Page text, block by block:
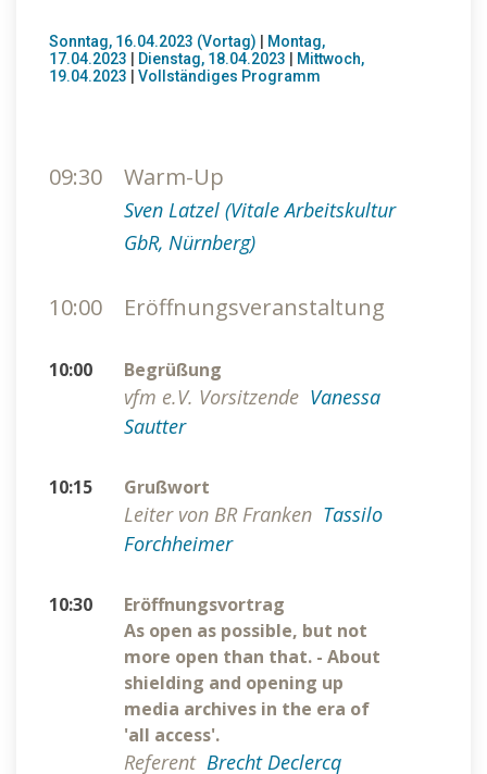
Sonntag, 16.04.2023 (Vortag) | Montag,
17.04.2023 | Dienstag, 18.04.2023 | Mittwoch,
19.04.2023 | Vollständiges Programm
09:30 Warm-Up
Sven Latzel (Vitale Arbeitskultur
GbR, Nürnberg)
10:00 Eröffnungsveranstaltung
10:00 Begrüßung
vfm e.V. Vorsitzende Vanessa
Sautter
10:15 Grußwort
Leiter von BR Franken Tassilo
Forchheimer
10:30
Eröffnungsvortrag
As open as possible, but not
more open than that. - About
shielding and opening up
media archives in the era of
'all access'.
Referent Brecht Declercq